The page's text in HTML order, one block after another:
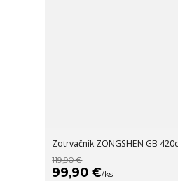
Zotrvačník ZONGSHEN GB
119,90 €
99,90 €/ks